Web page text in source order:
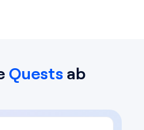
Quests ab